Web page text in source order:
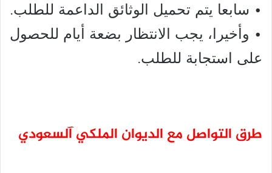
• سابعا يتم تحميل الوثائق الداعمة للطلب.
• وأخيرا، يجب الانتظار بضعة أيام للحصول
على استجابة للطلب.
طرق التواصل مع الديوان الملكي آلسعودي